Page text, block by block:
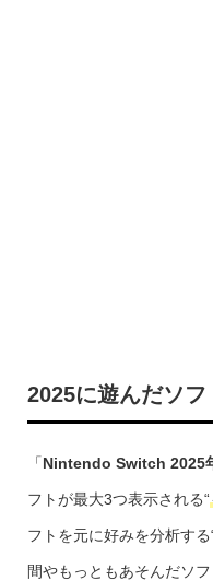
2025に遊んだソ
「Nintendo Switch 2025
フトが最大3つ表示される“
フトを元に好みを分析する
間やもっともあそんだソ